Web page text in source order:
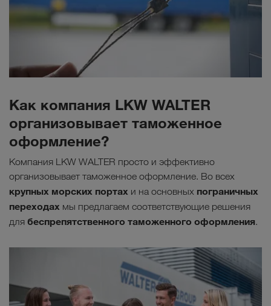
Как компания LKW WALTER
организовывает таможенное
оформление?
Компания LKW WALTER просто и эффективно
организовывает таможенное оформление. Во всех
крупных морских портах и на основных пограничных
переходах мы предлагаем соответствующие решения
для беспрепятственного таможенного оформления.